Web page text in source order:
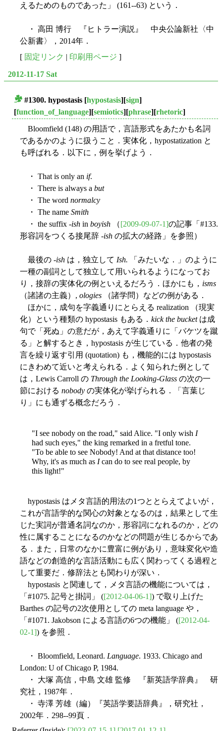
えるためのものであった」 (161--63) という．
・ 高田 博行 『ヒトラー演説』 中央公論新社〈中
公新書〉，2014年．
[ 固定リンク | 印刷用ページ ]
2012-11-17 Sat
#1300. hypostasis [hypostasis][sign]
[function_of_language][semiotics][phrase][rhetoric]
Bloomfield (148) の用語で，言語形式をあたかも名詞
であるかのように扱うこと．実体化，hypostatization と
も呼ばれる．以下に，例を挙げよう．
・ That is only an if.
・ There is always a but
・ The word normalcy
・ The name Smith
・ the suffix -ish in boyish （[2009-09-07-1]の記事「#133.
形容詞をつくる接尾辞 -ish の拡大の経路」を参照）
最後の -ish は，独立して Ish. 「みたいな．」のように
一種の副詞として独立して用いられるようになってお
り，接辞の実体化の例といえるだろう．ほかにも， isms
（諸諸の主義）, ologies （諸学問）などの例がある．
ほかに，成句を字義通りにとらえる realization （現実
化）という種類の hypostasis もある． kick the bucketは成
句で「死ぬ」の意だが，あえて字義通りに「バケツを蹴
る」と解するとき，hypostasis が生じている．他者の発
言を繰り返す引用 (quotation) も，機能的には hypostasis
にきわめて近いと考えられる．よく知られた例として
は，Lewis Carroll の Through the Looking-Glass の次の一
節における nobody の実体化が挙げられる．「言葉じ
り」にも通ずる概念だろう．
"I see nobody on the road," said Alice. "I only wish I
had such eyes," the king remarked in a fretful tone.
"To be able to see Nobody! And at that distance too!
Why, it's as much as Ican do to see real people, by
this light!"
hypostasis はメタ言語的用法の1つととらえてよいが，
これが言語学的な関心の対象となるのは，結果として生
じた実詞が普通名詞なのか，形容詞になれるのか，どの
性に属することになるのかなどの問題が生じるからであ
る．また，日常のなかに豊富に例があり，意味変化や造
語などの創造的な言語活動にも広く関わってくる過程と
して重要だ．修辞法とも関わりが深い．
hypostasis と関連して，メタ言語の機能については，
「#1075. 記号と掛詞」 ([2012-04-06-1]) で取り上げた
Barthes の記号の2次使用としての meta language や，
「#1071. Jakobson による言語の6つの機能」 ([2012-04-
02-1]) を参照．
・ Bloomfield, Leonard. Language. 1933. Chicago and
London: U of Chicago P, 1984.
・ 大塚 高信，中島 文雄 監修 『新英語学辞典』 研
究社，1987年．
・ 寺澤 芳雄（編）『英語学要語辞典』，研究社，
2002年．298--99頁．